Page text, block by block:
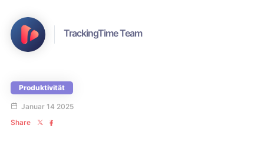
TrackingTime Team
Produktivität
Januar 14 2025
Share